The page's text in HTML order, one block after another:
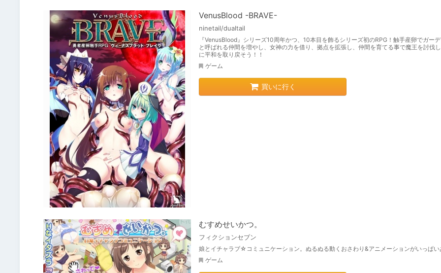
VenusBlood -BRAVE-
ninetail/dualtail
『VenusBlood』シリーズ10周年かつ、10本目を飾るシリーズ初のRPG！触手産卵でガー
と呼ばれる仲間を増やし、女神の力を借り、拠点を拡張し、仲間を育てる事で魔王を討伐
に平和を取り戻そう！！
ゲーム
買いに行く
むすめせいかつ。
フィクションセブン
娘とイチャラブ☆コミュニケーション。ぬるぬる動くおさわり&アニメーションがいっぱい
ゲーム